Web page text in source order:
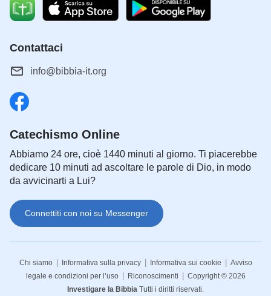
Contattaci
info@bibbia-it.org
Catechismo Online
Abbiamo 24 ore, cioè 1440 minuti al giorno. Ti piacerebbe
dedicare 10 minuti ad ascoltare le parole di Dio, in modo
da avvicinarti a Lui?
Connettiti con noi su Messenger
Chi siamo Informativa sulla privacy Informativa sui cookie
Avviso
legale e condizioni per l’uso
Riconoscimenti
Copyright © 2026
Investigare la Bibbia Tutti i diritti riservati.